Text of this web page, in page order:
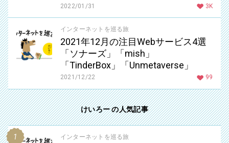
2022/01/31 3K
インターネットを巡る旅
2021年12月の注目Webサービス4選
「ソナーズ」「mish」
「TinderBox」「Unmetaverse」
2021/12/22 99
けいろー の人気記事
インターネットを巡る旅